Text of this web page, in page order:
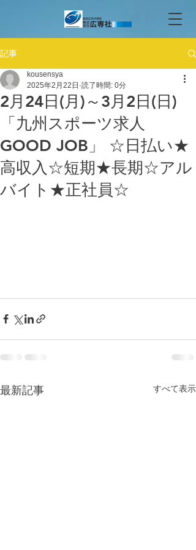
記事
2月24日(月)～3月2日(日)
「九州スポーツ求人
GOOD JOB」 ☆日払い★
高収入☆短期★長期☆アル
バイト★正社員☆
kousensya
2025年2月22日 読了時間: 0分
最新記事 すべて表示